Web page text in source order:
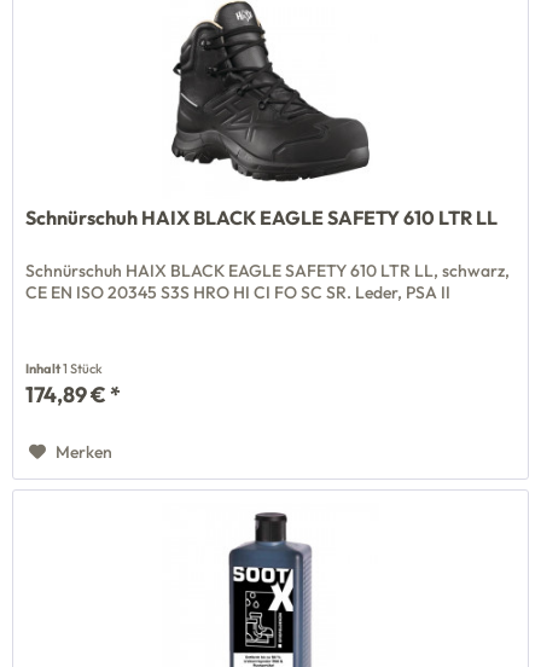
Schnürschuh HAIX BLACK EAGLE SAFETY 610 LTR LL
Schnürschuh HAIX BLACK EAGLE SAFETY 610 LTR LL, schwarz,
CE EN ISO 20345 S3S HRO HI CI FO SC SR. Leder, PSA II
Inhalt1 Stück
174,89 € *
Merken